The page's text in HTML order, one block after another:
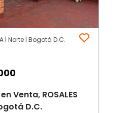
| Norte | Bogotá D.C.
Venta, ROSALES
D.C.